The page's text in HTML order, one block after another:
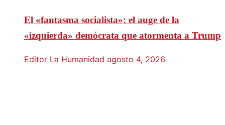
El «fantasma socialista»: el auge de la
«izquierda» demócrata que atormenta a Trump
Editor La Humanidad agosto 4, 2026